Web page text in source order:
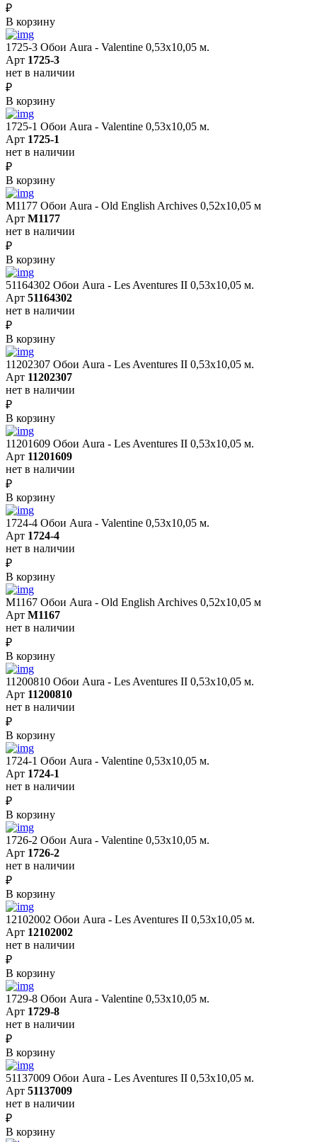
₽
В корзину
1725-3 Обои Aura - Valentine 0,53х10,05 м.
Арт 1725-3
нет в наличии
₽
В корзину
1725-1 Обои Aura - Valentine 0,53х10,05 м.
Арт 1725-1
нет в наличии
₽
В корзину
M1177 Обои Aura - Old English Archives 0,52x10,05 м
Арт M1177
нет в наличии
₽
В корзину
51164302 Обои Aura - Les Aventures II 0,53х10,05 м.
Арт 51164302
нет в наличии
₽
В корзину
11202307 Обои Aura - Les Aventures II 0,53х10,05 м.
Арт 11202307
нет в наличии
₽
В корзину
11201609 Обои Aura - Les Aventures II 0,53х10,05 м.
Арт 11201609
нет в наличии
₽
В корзину
1724-4 Обои Aura - Valentine 0,53х10,05 м.
Арт 1724-4
нет в наличии
₽
В корзину
M1167 Обои Aura - Old English Archives 0,52x10,05 м
Арт M1167
нет в наличии
₽
В корзину
11200810 Обои Aura - Les Aventures II 0,53х10,05 м.
Арт 11200810
нет в наличии
₽
В корзину
1724-1 Обои Aura - Valentine 0,53х10,05 м.
Арт 1724-1
нет в наличии
₽
В корзину
1726-2 Обои Aura - Valentine 0,53х10,05 м.
Арт 1726-2
нет в наличии
₽
В корзину
12102002 Обои Aura - Les Aventures II 0,53х10,05 м.
Арт 12102002
нет в наличии
₽
В корзину
1729-8 Обои Aura - Valentine 0,53х10,05 м.
Арт 1729-8
нет в наличии
₽
В корзину
51137009 Обои Aura - Les Aventures II 0,53х10,05 м.
Арт 51137009
нет в наличии
₽
В корзину